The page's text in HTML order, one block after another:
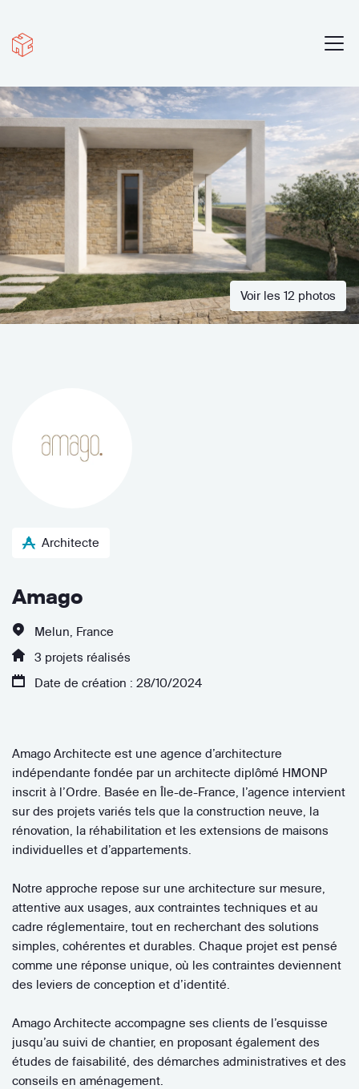
Voir les 12 photos
Architecte
Amago
Melun, France
3 projets réalisés
Date de création : 28/10/2024
Amago Architecte est une agence d’architecture
indépendante fondée par un architecte diplômé HMONP
inscrit à l’Ordre. Basée en Île-de-France, l’agence intervient
sur des projets variés tels que la construction neuve, la
rénovation, la réhabilitation et les extensions de maisons
individuelles et d’appartements.
Notre approche repose sur une architecture sur mesure,
attentive aux usages, aux contraintes techniques et au
cadre réglementaire, tout en recherchant des solutions
simples, cohérentes et durables. Chaque projet est pensé
comme une réponse unique, où les contraintes deviennent
des leviers de conception et d’identité.
Amago Architecte accompagne ses clients de l’esquisse
jusqu’au suivi de chantier, en proposant également des
études de faisabilité, des démarches administratives et des
conseils en aménagement.